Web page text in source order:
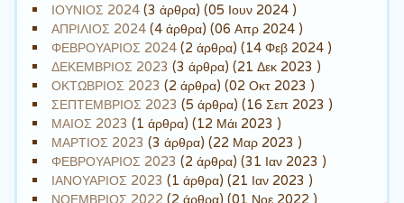
ΙΟΥΝΙΟΣ 2024 (3 άρθρα) (05 Ιουν 2024 )
ΑΠΡΙΛΙΟΣ 2024 (4 άρθρα) (06 Απρ 2024 )
ΦΕΒΡΟΥΑΡΙΟΣ 2024 (2 άρθρα) (14 Φεβ 2024 )
ΔΕΚΕΜΒΡΙΟΣ 2023 (3 άρθρα) (21 Δεκ 2023 )
ΟΚΤΩΒΡΙΟΣ 2023 (2 άρθρα) (02 Οκτ 2023 )
ΣΕΠΤΕΜΒΡΙΟΣ 2023 (5 άρθρα) (16 Σεπ 2023 )
ΜΑΙΟΣ 2023 (1 άρθρα) (12 Μάι 2023 )
ΜΑΡΤΙΟΣ 2023 (3 άρθρα) (22 Μαρ 2023 )
ΦΕΒΡΟΥΑΡΙΟΣ 2023 (2 άρθρα) (31 Ιαν 2023 )
ΙΑΝΟΥΑΡΙΟΣ 2023 (1 άρθρα) (21 Ιαν 2023 )
ΝΟΕΜΒΡΙΟΣ 2022 (2 άρθρα) (01 Νοε 2022 )